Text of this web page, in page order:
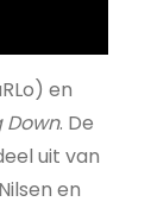
en
Down. De
uit van
en